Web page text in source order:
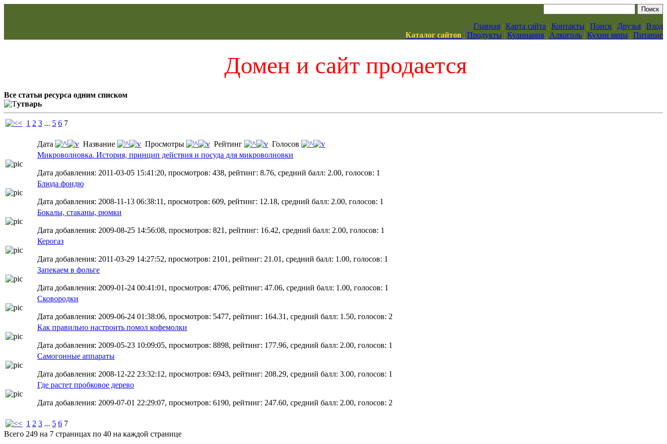
Главная | Карта сайта | Контакты | Поиск | Друзья | Вход
Каталог сайтов | Продукты | Кулинария | Алкоголь | Кухни мира | Питание
Домен и сайт продается
Все статьи ресурса одним списком
утварь
1 2 3 ... 5 6 7
Дата Название Просмотры Рейтинг
Голосов
Микроволновка. История, принцип действия и посуда для микроволновки
Дата добавления: 2011-03-05 15:41:20, просмотров: 438, рейтинг: 8.76, средний балл: 2.00, голосов: 1
Блюда фондю
Дата добавления: 2008-11-13 06:38:11, просмотров: 609, рейтинг: 12.18, средний балл: 2.00, голосов: 1
Бокалы, стаканы, рюмки
Дата добавления: 2009-08-25 14:56:08, просмотров: 821, рейтинг: 16.42, средний балл: 2.00, голосов: 1
Керогаз
Дата добавления: 2011-03-29 14:27:52, просмотров: 2101, рейтинг: 21.01, средний балл: 1.00, голосов: 1
Запекаем в фольге
Дата добавления: 2009-01-24 00:41:01, просмотров: 4706, рейтинг: 47.06, средний балл: 1.00, голосов: 1
Сковородки
Дата добавления: 2009-06-24 01:38:06, просмотров: 5477, рейтинг: 164.31, средний балл: 1.50, голосов: 2
Как правильно настроить помол кофемолки
Дата добавления: 2009-05-23 10:09:05, просмотров: 8898, рейтинг: 177.96, средний балл: 2.00, голосов: 1
Самогонные аппараты
Дата добавления: 2008-12-22 23:32:12, просмотров: 6943, рейтинг: 208.29, средний балл: 3.00, голосов: 1
Где растет пробковое дерево
Дата добавления: 2009-07-01 22:29:07, просмотров: 6190, рейтинг: 247.60, средний балл: 2.00, голосов: 2
1 2 3 ... 5 6 7
Всего 249 на 7 страницах по 40 на каждой странице